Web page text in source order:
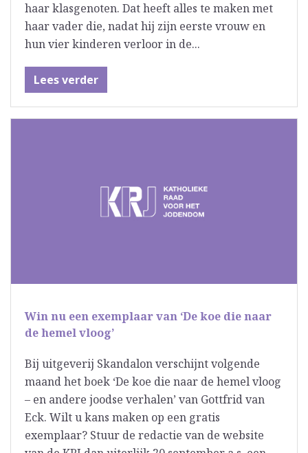
haar klasgenoten. Dat heeft alles te maken met
haar vader die, nadat hij zijn eerste vrouw en
hun vier kinderen verloor in de...
Lees verder
Win nu een exemplaar van ‘De koe die naar
de hemel vloog’
Bij uitgeverij Skandalon verschijnt volgende
maand het boek ‘De koe die naar de hemel vloog
– en andere joodse verhalen’ van Gottfrid van
Eck. Wilt u kans maken op een gratis
exemplaar? Stuur de redactie van de website